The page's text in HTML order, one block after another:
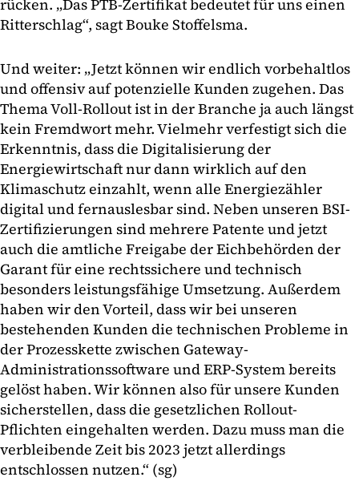
rücken. „Das PTB-Zertifikat bedeutet für uns einen
Ritterschlag“, sagt Bouke Stoffelsma.
Und weiter: „Jetzt können wir endlich vorbehaltlos
und offensiv auf potenzielle Kunden zugehen. Das
Thema Voll-Rollout ist in der Branche ja auch längst
kein Fremdwort mehr. Vielmehr verfestigt sich die
Erkenntnis, dass die Digitalisierung der
Energiewirtschaft nur dann wirklich auf den
Klimaschutz einzahlt, wenn alle Energiezähler
digital und fernauslesbar sind. Neben unseren BSI-
Zertifizierungen sind mehrere Patente und jetzt
auch die amtliche Freigabe der Eichbehörden der
Garant für eine rechtssichere und technisch
besonders leistungsfähige Umsetzung. Außerdem
haben wir den Vorteil, dass wir bei unseren
bestehenden Kunden die technischen Probleme in
der Prozesskette zwischen Gateway-
Administrationssoftware und ERP-System bereits
gelöst haben. Wir können also für unsere Kunden
sicherstellen, dass die gesetzlichen Rollout-
Pflichten eingehalten werden. Dazu muss man die
verbleibende Zeit bis 2023 jetzt allerdings
entschlossen nutzen.“ (sg)